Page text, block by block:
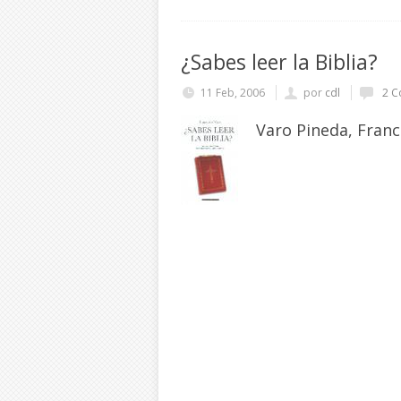
¿Sabes leer la Biblia?
11 Feb, 2006 por cdl 2
Varo Pineda,